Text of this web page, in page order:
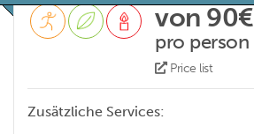
von 90€
pro person
Price list
Zusätzliche Services: